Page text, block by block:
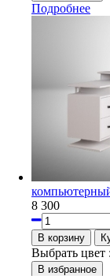
Подробнее
8 300
Выбрать цвет :